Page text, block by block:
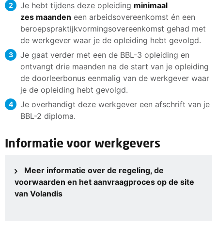
Je hebt tijdens deze opleiding minimaal
zes maanden een arbeidsovereenkomst én een
beroepspraktijkvormingsovereenkomst gehad met
de werkgever waar je de opleiding hebt gevolgd.
Je gaat verder met een de BBL-3 opleiding en
ontvangt drie maanden na de start van je opleiding
de doorleerbonus eenmalig van de werkgever waar
je de opleiding hebt gevolgd.
Je overhandigt deze werkgever een afschrift van je
BBL-2 diploma.
Informatie voor werkgevers
Meer informatie over de regeling, de
voorwaarden en het aanvraagproces op de site
van Volandis